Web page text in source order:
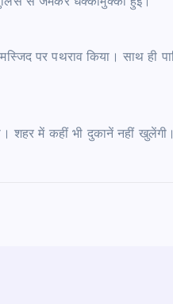
पर पथराव किया। साथ ही
शहर में कहीं भी दुकानें नहीं खुलेंगी।